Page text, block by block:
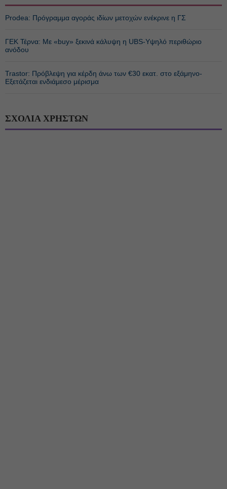
Prodea: Πρόγραμμα αγοράς ιδίων μετοχών ενέκρινε η ΓΣ
ΓΕΚ Τέρνα: Με «buy» ξεκινά κάλυψη η UBS-Υψηλό περιθώριο
ανόδου
Trastor: Πρόβλεψη για κέρδη άνω των €30 εκατ. στο εξάμηνο-
Εξετάζεται ενδιάμεσο μέρισμα
ΣΧΟΛΙΑ ΧΡΗΣΤΩΝ